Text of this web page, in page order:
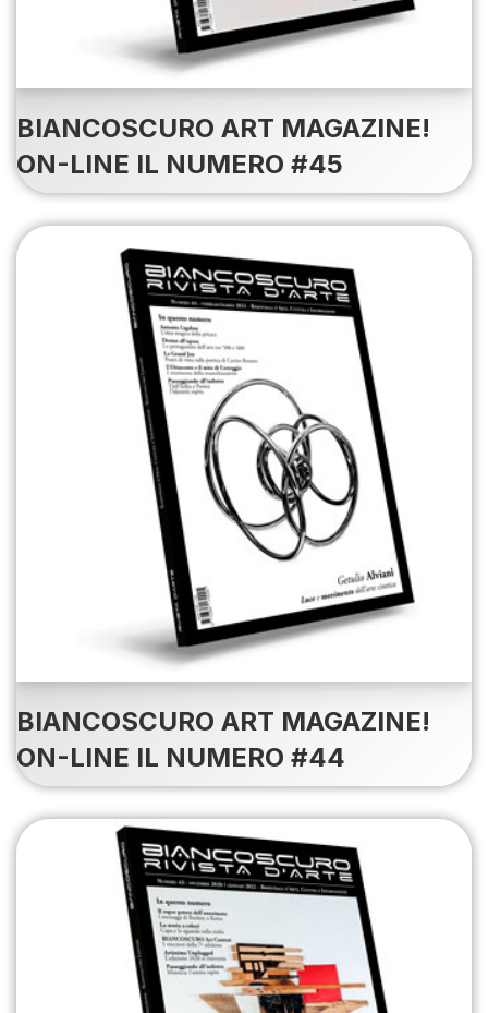
BIANCOSCURO ART MAGAZINE!
ON-LINE IL NUMERO #45
BIANCOSCURO ART MAGAZINE!
ON-LINE IL NUMERO #44